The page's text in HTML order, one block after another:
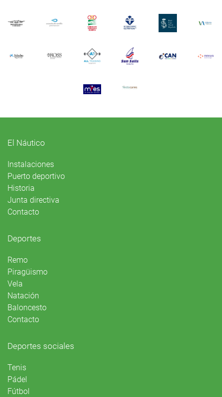
El Náutico
Instalaciones
Puerto deportivo
Historia
Junta directiva
Contacto
Deportes
Remo
Piragüismo
Vela
Natación
Baloncesto
Contacto
Deportes sociales
Tenis
Pádel
Fútbol